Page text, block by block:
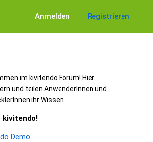
Anmelden Registrieren
im kivitendo Forum! Hier
und teilen AnwenderInnen und
ihr Wissen.
kivitendo!
Demo